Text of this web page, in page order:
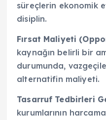
süreçlerin ekonomik
disiplin.
Fırsat Maliyeti
kaynağın belirli bir
durumunda,
alternatifin maliyeti.
Tasarruf Tedbirleri
kurumlarının